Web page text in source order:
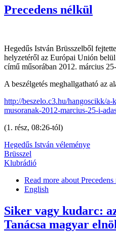
Precedens nélkül
Hegedűs István Brüsszelből
helyzetéről az Európai Unión
című műsorában 2012. március
A beszélgetés meghallgatható az
http://beszelo.c3.hu/hangoscikk/
musoranak-2012-marcius-25-i-
(1. rész, 08:26-tól)
Hegedűs István véleménye
Brüsszel
Klubrádió
Read more about
English
Siker vagy kudarc:
Tanácsa magyar